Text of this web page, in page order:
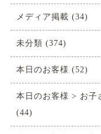
メディア掲載 (34)
未分類 (374)
本日のお客様 (52)
本日のお客様 > お子
(44)